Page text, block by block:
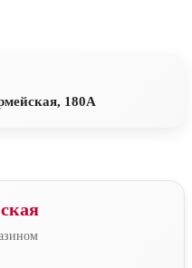
180А